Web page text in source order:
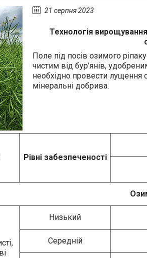
21 серпня 2023
Технологія
Поле під посів озимого
чистим від бур’янів,
необхідно провести лущення
мінеральні добрива.
Рівні забезпеченості
Низький
Середній